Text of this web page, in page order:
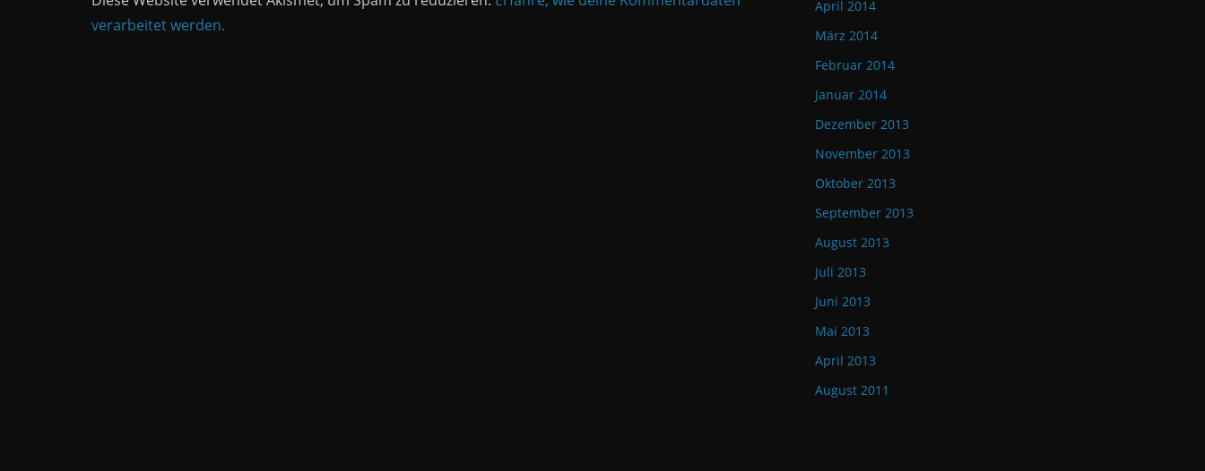
verarbeitet werden.
April 2014
März 2014
Februar 2014
Januar 2014
Dezember 2013
November 2013
Oktober 2013
September 2013
August 2013
Juli 2013
Juni 2013
Mai 2013
April 2013
August 2011